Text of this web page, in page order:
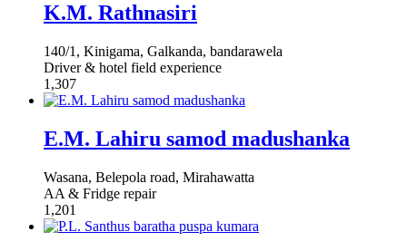
K.M. Rathnasiri
140/1, Kinigama, Galkanda, bandarawela
Driver & hotel field experience
1,307
E.M. Lahiru samod madushanka
Wasana, Belepola road, Mirahawatta
AA & Fridge repair
1,201